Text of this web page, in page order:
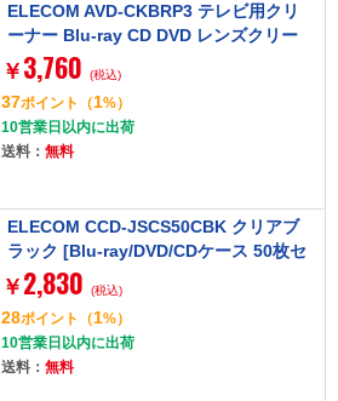
ELECOM AVD-CKBRP3 テレビ用クリ
ーナー Blu-ray CD DVD レンズクリー
ナー 湿式 2枚パック
￥ 3,760 (税込)
37ポイント （1%）
10営業日以内に出荷
送料： 無料
ELECOM CCD-JSCS50CBK クリアブ
ラック [Blu-ray/DVD/CDケース 50枚セ
ット(スリム/PS/1枚収納)]
￥ 2,830 (税込)
28ポイント （1%）
10営業日以内に出荷
送料： 無料